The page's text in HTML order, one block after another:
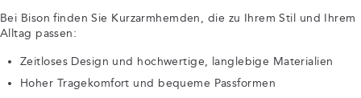
Bei Bison finden Sie Kurzarmhemden, die zu Ihrem Stil und Ihrem
Alltag passen:
Zeitloses Design und hochwertige, langlebige Materialien
Hoher Tragekomfort und bequeme Passformen